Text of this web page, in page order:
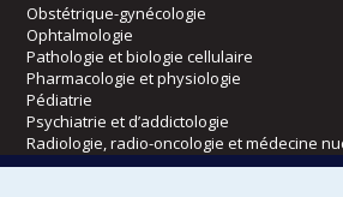
Obstétrique-gynécologie
Ophtalmologie
Pathologie et biologie cellulaire
Pharmacologie et physiologie
Pédiatrie
Psychiatrie et d’addictologie
Radiologie, radio-oncologie et médecine